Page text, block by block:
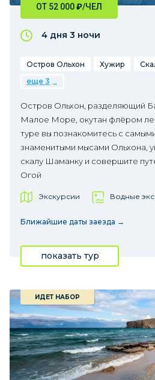
ОТ 52 000₽/ЧЕЛ
4 дня 3 ночи
Остров Ольхон Хужир
еще 3
Остров Ольхон, разделяющий
Малое Море, окутан флёром
туре вы познакомитесь с
знаменитыми мысами Ольхона,
скалу Шаманку и совершите
Огой
Экскурсии Водные
Ближайшие даты заезда →
показать тур
ИДЕТ НАБОР